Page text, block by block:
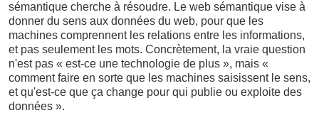
sémantique cherche à résoudre. Le web sémantique vise à
donner du sens aux données du web, pour que les
machines comprennent les relations entre les informations,
et pas seulement les mots. Concrètement, la vraie question
n'est pas « est-ce une technologie de plus », mais «
comment faire en sorte que les machines saisissent le sens,
et qu'est-ce que ça change pour qui publie ou exploite des
données ».